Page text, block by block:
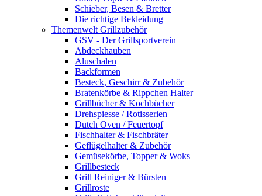
Schieber, Besen & Bretter
Die richtige Bekleidung
Themenwelt Grillzubehör
GSV - Der Grillsportverein
Abdeckhauben
Aluschalen
Backformen
Besteck, Geschirr & Zubehör
Bratenkörbe & Rippchen Halter
Grillbücher & Kochbücher
Drehspiesse / Rotisserien
Dutch Oven / Feuertopf
Fischhalter & Fischbräter
Geflügelhalter & Zubehör
Gemüsekörbe, Topper & Woks
Grillbesteck
Grill Reiniger & Bürsten
Grillroste